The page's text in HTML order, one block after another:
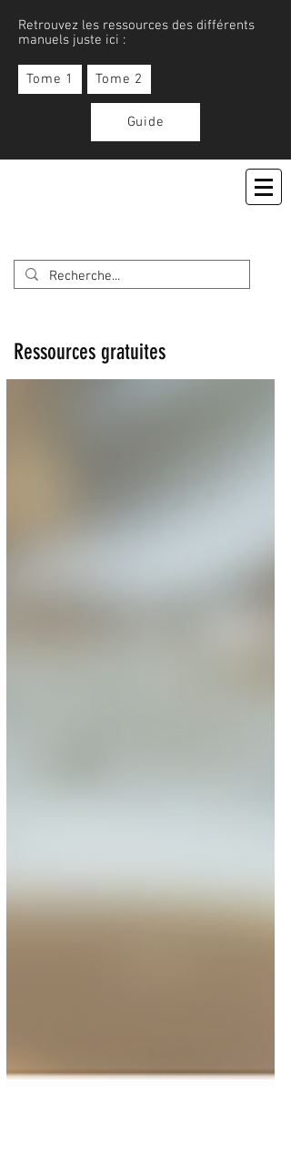
Retrouvez les ressources des différents
manuels juste ici :
Tome 1 Tome 2
Guide
Ressources gratuites